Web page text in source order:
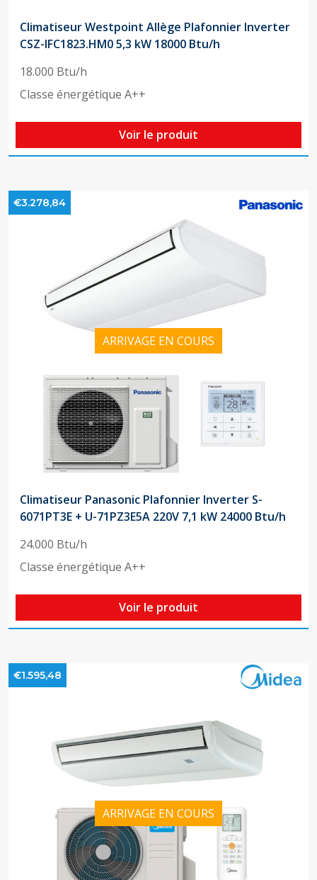
Climatiseur Westpoint Allège Plafonnier Inverter
CSZ-IFC1823.HM0 5,3 kW 18000 Btu/h
18.000 Btu/h
Classe énergétique A++
Voir le produit
ARRIVAGE EN COURS
€3.278,84
Climatiseur Panasonic Plafonnier Inverter S-
6071PT3E + U-71PZ3E5A 220V 7,1 kW 24000 Btu/h
24.000 Btu/h
Classe énergétique A++
Voir le produit
ARRIVAGE EN COURS
€1.595,48